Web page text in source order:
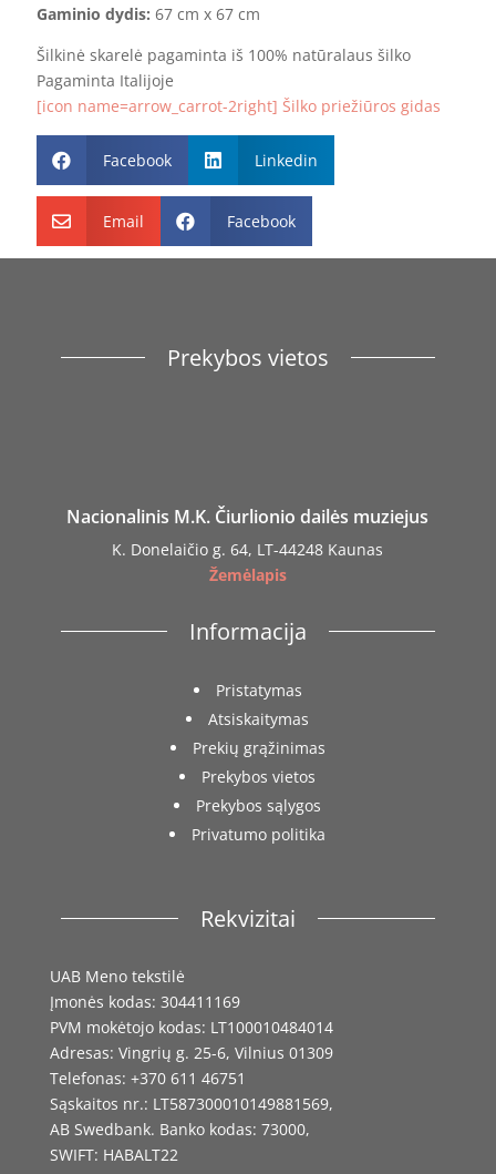
Gaminio dydis: 67 cm x 67 cm
Šilkinė skarelė pagaminta iš 100% natūralaus šilko
Pagaminta Italijoje
[icon name=arrow_carrot-2right] Šilko priežiūros gidas
 Facebook  Linkedin
 Email  Facebook
Prekybos vietos
Nacionalinis M.K. Čiurlionio dailės muziejus
K. Donelaičio g. 64, LT-44248 Kaunas
Žemėlapis
Informacija
Pristatymas
Atsiskaitymas
Prekių grąžinimas
Prekybos vietos
Prekybos sąlygos
Privatumo politika
Rekvizitai
UAB Meno tekstilė
Įmonės kodas: 304411169
PVM mokėtojo kodas: LT100010484014
Adresas: Vingrių g. 25-6, Vilnius 01309
Telefonas: +370 611 46751
Sąskaitos nr.: LT587300010149881569,
AB Swedbank. Banko kodas: 73000,
SWIFT: HABALT22